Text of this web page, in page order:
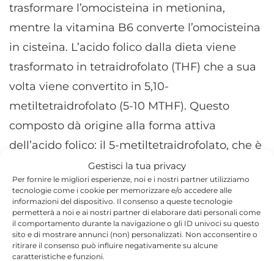
Gestisci la tua privacy
Per fornire le migliori esperienze, noi e i nostri partner utilizziamo
tecnologie come i cookie per memorizzare e/o accedere alle
informazioni del dispositivo. Il consenso a queste tecnologie
permetterà a noi e ai nostri partner di elaborare dati personali come
il comportamento durante la navigazione o gli ID univoci su questo
sito e di mostrare annunci (non) personalizzati. Non acconsentire o
ritirare il consenso può influire negativamente su alcune
caratteristiche e funzioni.
trasformare l’omocisteina in metionina,
mentre la vitamina B6 converte l’omocisteina
in cisteina. L’acido folico dalla dieta viene
trasformato in tetraidrofolato (THF) che a sua
volta viene convertito in 5,10-
metiltetraidrofolato (5-10 MTHF). Questo
composto dà origine alla forma attiva
dell’acido folico: il 5-metiltetraidrofolato, che è
il composto del donatore del gruppo metilico
che consente la produzione di metionina e, di
conseguenza, la metilazione del DNA.
Pertanto, un deficit di questi cofattori coinvolti
nella via dell’omocisteina blocca il ciclo,